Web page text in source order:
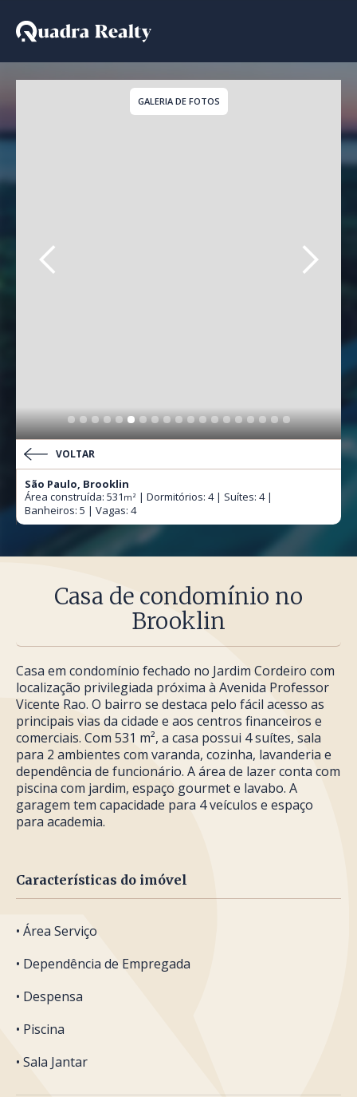
Casa De Condomínio a
GALERIA DE FOTOS
VOLTAR
São Paulo, Brooklin
Área construída: 531 m² | Dormitórios: 4 | Suítes: 4 |
Banheiros: 5 | Vagas: 4
Casa de condomínio no
Brooklin
Casa em condomínio fechado no Jardim Cordeiro com
localização privilegiada próxima à Avenida Professor
Vicente Rao. O bairro se destaca pelo fácil acesso as
principais vias da cidade e aos centros financeiros e
comerciais. Com 531 m², a casa possui 4 suítes, sala
para 2 ambientes com varanda, cozinha, lavanderia e
dependência de funcionário. A área de lazer conta com
piscina com jardim, espaço gourmet e lavabo. A
garagem tem capacidade para 4 veículos e espaço
para academia.
Características do imóvel
• Área Serviço
• Dependência de Empregada
• Despensa
• Piscina
• Sala Jantar